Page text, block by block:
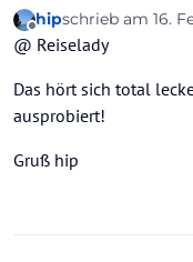
Offline
hipschrieb am 16.
zuletzt editiert
@ Reiselady
Das hört sich total
ausprobiert!
Gruß hip